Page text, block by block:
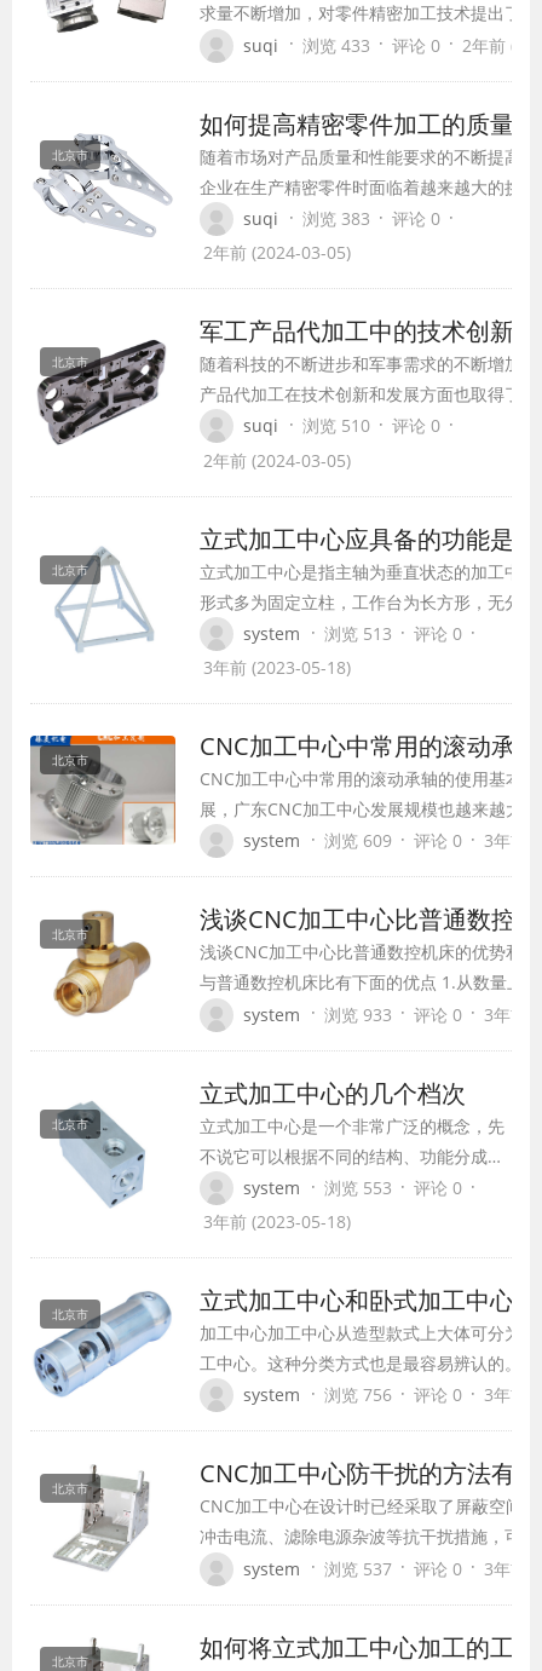
求量不断增加，对零件精密加工技术提出了
在这种背景下，半导体产品零件精密加工技
suqi · 浏览 433 · 评论 0 · 2年前
北京市
如何提高精密零件加工的质量
随着市场对产品质量和性能要求的不断提高
企业在生产精密零件时面临着越来越大的挑
了提高精密零件加工的质量和效率，制造企
不断优化加工工艺和设备，提升加工技术水
讨如何提高精密零件加工的质量和效率。
suqi · 浏览 383 · 评论 0 ·
2年前 (2024-03-05)
北京市
军工产品代加工中的技术创新
随着科技的不断进步和军事需求的不断增加
产品代加工在技术创新和发展方面也取得了
破。代加工企业通过不断引入先进的生产设
术，加强研发创新，提升产品质量和性能指
suqi · 浏览 510 · 评论 0 ·
2年前 (2024-03-05)
北京市
立式加工中心应具备的功能
立式加工中心是指主轴为垂直状态的加工中
形式多为固定立柱，工作台为长方形，无分
能，适合加工盘、套、板类零件，它一般具
运动坐标轴，并可在工作台上安装一个沿水
领域中使用，…
system · 浏览 513 · 评论 0 ·
3年前 (2023-05-18)
北京市 CNC加工中心中常用的滚动
CNC加工中心中常用的滚动承轴的使用基本
展，广东CNC加工中心发展规模也越来越大
定性的要求也就越来越高。机床主轴轴承的
system · 浏览 609 · 评论 0 · 3年前
北京市 浅谈CNC加工中心比普通数控
浅谈CNC加工中心比普通数控机床的优势和
与普通数控机床比有下面的优点 1.从数量上
便于管理，对于加工工序多的零件只要一台
system · 浏览 933 · 评论 0 · 3年前
北京市
立式加工中心的几个档次
立式加工中心是一个非常广泛的概念，先
不说它可以根据不同的结构、功能分成不
同的类别。就算是同一种类型的立式加工
中心，也会因为技术和性能的不同拉开档
平。它们生产的立式加工中心做工精细，
拥有无可挑剔的加工能力和精度。正因为
精度高，所以…
system · 浏览 553 · 评论 0 ·
3年前 (2023-05-18)
北京市 立式加工中心和卧式加工中
加工中心加工中心从造型款式上大体可分为
工中心。这种分类方式也是最容易辨认的。
心的主要差别有哪些?就现在一些加工中心生
system · 浏览 756 · 评论 0 · 3年前
北京市 CNC加工中心防干扰的方法
CNC加工中心在设计时已经采取了屏蔽空间
冲击电流、滤除电源杂波等抗干扰措施，可
上防止外部干扰源对CNC本身的影响。为了
高压发生器以及动力线路的分段…
system · 浏览 537 · 评论 0 · 3年前
北京市 如何将立式加工中心加工的工